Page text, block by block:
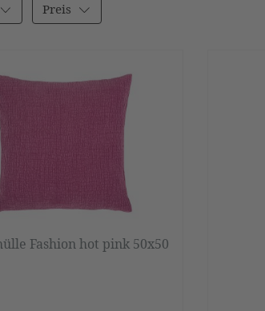
Preis
Fashion hot pink 50x50